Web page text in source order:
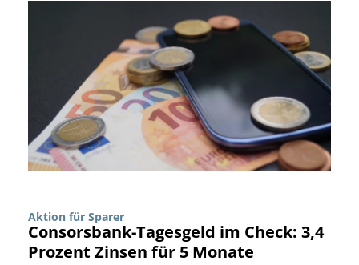
Aktion für Sparer
Consorsbank-Tagesgeld im Check: 3,4
Prozent Zinsen für 5 Monate